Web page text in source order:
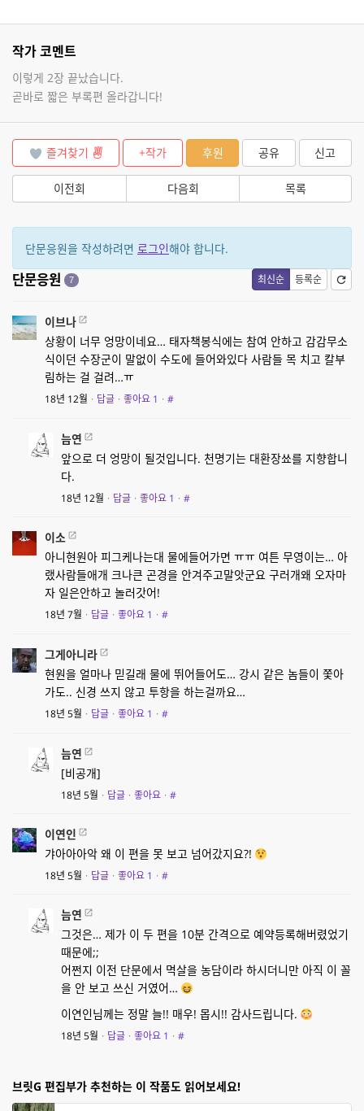
작가 코멘트
이렇게 2장 끝났습니다.
곧바로 짧은 부록편 올라갑니다!
즐겨찾기 +작가 후원 공유 신고
이전회 다음회 목록
단문응원을 작성하려면 로그인해야 합니다.
최신순 등록순
단문응원 7
이브나
상황이 너무 엉망이네요… 태자책봉식에는 참여 안하고 감감무소
식이던 수장군이 말없이 수도에 들어와있다 사람들 목 치고 칼부
림하는 걸 걸려…ㅠ
18년 12월 · 답글 · 좋아요 1 · #
늠연
앞으로 더 엉망이 될것입니다. 천명기는 대환장쑈를 지향합니
다.
18년 12월 · 답글 · 좋아요 1 · #
이소
아니현원아 피그케나는대 물에들어가면 ㅠㅠ 여튼 무영이는… 아
랬사람들애개 크나큰 곤경을 안겨주고말앗군요 구러개왜 오자마
자 일은안하고 놀러갓어!
18년 7월 · 답글 · 좋아요 1 · #
그게아니라
현원을 얼마나 믿길래 물에 뛰어들어도… 강시 같은 놈들이 쫓아
가도.. 신경 쓰지 않고 투항을 하는걸까요…
18년 5월 · 답글 · 좋아요 1 · #
늠연
[비공개]
18년 5월 · 답글 · 좋아요 · #
이연인
갸아아아악 왜 이 편을 못 보고 넘어갔지요?!
18년 5월 · 답글 · 좋아요 1 · #
늠연
그것은… 제가 이 두 편을 10분 간격으로 예약등록해버렸었기
때문에;;
어쩐지 이전 단문에서 멱살을 농담이라 하시더니만 아직 이 꼴
을 안 보고 쓰신 거였어…
이연인님께는 정말 늘!! 매우! 몹시!! 감사드립니다.
18년 5월 · 답글 · 좋아요 1 · #
브릿G 편집부가 추천하는 이 작품도 읽어보세요!